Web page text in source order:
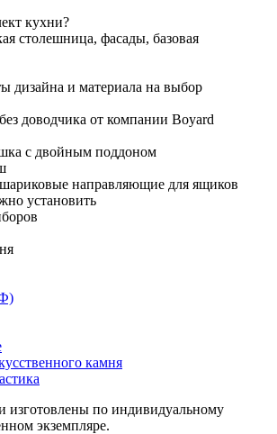
кухни?
столешница, фасады, базовая
дизайна и материала на выбор
доводчика от компании Boyard
с двойным поддоном
направляющие для ящиков
установить
камня
изготовлены по индивидуальному
экземпляре.